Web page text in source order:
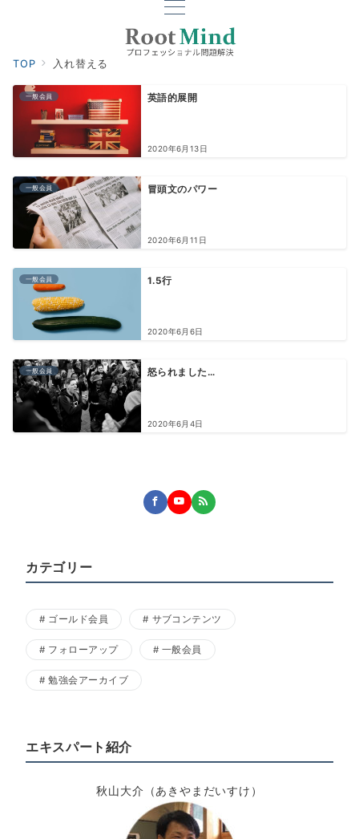
TOP 入れ替える
一般会員 英語的展開
2020年6月13日
一般会員 冒頭文のパワー
2020年6月11日
一般会員 1.5行
2020年6月6日
一般会員 怒られました…
2020年6月4日
カテゴリー
ゴールド会員 サブコンテンツ
フォローアップ 一般会員
勉強会アーカイブ
エキスパート紹介
秋山大介（あきやまだいすけ）